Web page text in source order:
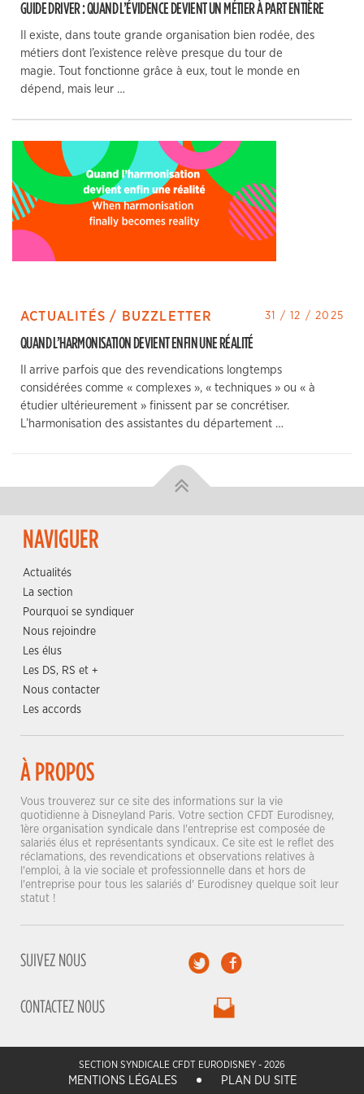
GUIDE DRIVER : QUAND L’ÉVIDENCE DEVIENT UN MÉTIER À PART ENTIÈRE
Il existe, dans toute grande organisation bien rodée, des
métiers dont l’existence relève presque du tour de
magie. Tout fonctionne grâce à eux, tout le monde en
dépend, mais leur …
ACTUALITÉS / BUZZLETTER 31 / 12 / 2025
QUAND L’HARMONISATION DEVIENT ENFIN UNE RÉALITÉ
Il arrive parfois que des revendications longtemps
considérées comme « complexes », « techniques » ou « à
étudier ultérieurement » finissent par se concrétiser.
L’harmonisation des assistantes du département …
NAVIGUER
Actualités
La section
Pourquoi se syndiquer
Nous rejoindre
Les élus
Les DS, RS et +
Nous contacter
Les accords
À PROPOS
Vous trouverez sur ce site des informations sur la vie
quotidienne à Disneyland Paris. Votre section CFDT Eurodisney,
1ère organisation syndicale dans l'entreprise est composée de
salariés élus et représentants syndicaux. Ce site est le reflet des
réclamations, des revendications et observations relatives à
l'emploi, à la vie sociale et professionnelle dans et hors de
l'entreprise pour tous les salariés d' Eurodisney quelque soit leur
statut !
SUIVEZ NOUS
CONTACTEZ NOUS
SECTION SYNDICALE CFDT EURODISNEY - 2026
MENTIONS LÉGALES PLAN DU SITE